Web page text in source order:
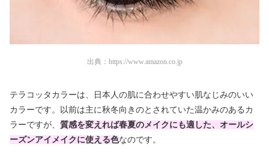
出典： https://www.amazon.co.jp
テラコッタカラーは、日本人の肌に合わせやすい肌なじみのいい
カラーです。以前は主に秋冬向きのとされていた温かみのあるカ
ラーですが、 質感を変えれば春夏のメイクにも適した、オールシ
ーズンアイメイクに使える色なのです。